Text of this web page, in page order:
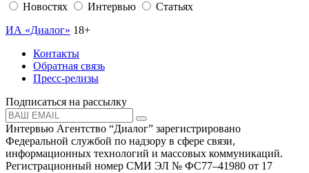
Новостях
Интервью
Статьях
ИА «Диалог» 18+
Контакты
Обратная связь
Пресс-релизы
Подписаться на рассылку
Интервью Агентство “Диалог” зарегистрировано
Федеральной службой по надзору в сфере связи,
информационных технологий и массовых коммуникаций.
Регистрационный номер СМИ ЭЛ № ФС77–41980 от 17